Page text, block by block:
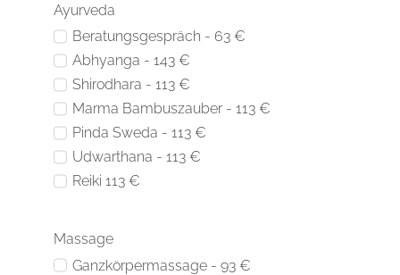
Ayurveda
Beratungsgespräch - 63 €
Abhyanga - 143 €
Shirodhara - 113 €
Marma Bambuszauber - 113 €
Pinda Sweda - 113 €
Udwarthana - 113 €
Reiki 113 €
Massage
Ganzkörpermassage - 93 €